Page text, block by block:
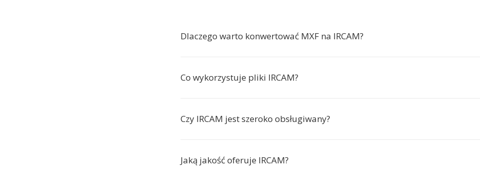
Dlaczego warto konwertować MXF na IRCAM?
Co wykorzystuje pliki IRCAM?
Czy IRCAM jest szeroko obsługiwany?
Jaką jakość oferuje IRCAM?